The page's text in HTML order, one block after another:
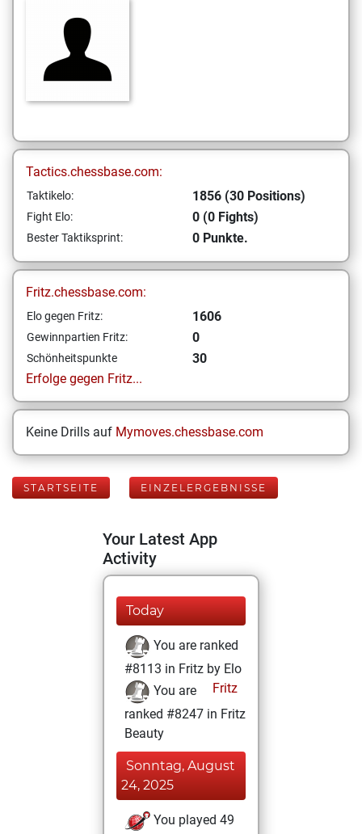
Tactics.chessbase.com:
Taktikelo: 1856 (30 Positions)
Fight Elo: 0 (0 Fights)
Bester Taktiksprint: 0 Punkte.
Fritz.chessbase.com:
Elo gegen Fritz: 1606
Gewinnpartien Fritz: 0
Schönheitspunkte
30
Erfolge gegen Fritz...
Keine Drills auf Mymoves.chessbase.com
STARTSEITE EINZELERGEBNISSE
Your Latest App
Activity
Today
You are ranked
#8113 in Fritz by Elo
Fritz
You are
ranked #8247 in Fritz
Beauty
Sonntag, August
24, 2025
You played 49